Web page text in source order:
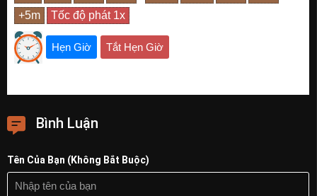
Phần 9
Phần 10
Phần 11
Hẹn Giờ Tắt Hẹn Giờ
Bình Luận
Tên Của Bạn (Không Bắt Buộc)